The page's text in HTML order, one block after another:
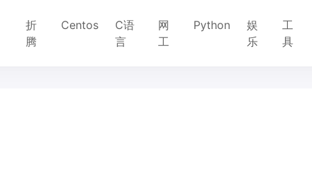
折
腾
Centos
C语
言
网
工
Python
娱
乐
工
具